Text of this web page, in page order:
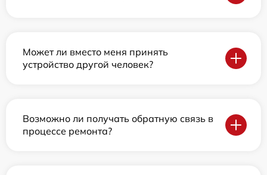
Может ли вместо меня принять
устройство другой человек?
Возможно ли получать обратную связь в
процессе ремонта?